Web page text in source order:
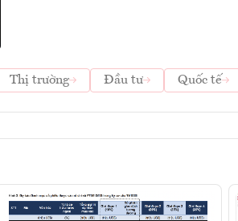
Thị trường Đầu tư Quốc tế